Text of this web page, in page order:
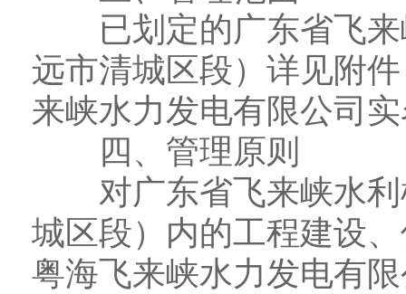
已划定的广东省飞来
远市清城区段）详见附
来峡水力发电有限公司
四、管理原则
对广东省飞来峡水利
城区段）内的工程建设
粤海飞来峡水力发电有